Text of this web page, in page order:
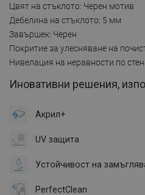
Цвят на стъклото: Черен мотив
Дебелина на стъклото: 5 мм
Завършек: Черен
Покритие за улесняване на
Нивелация на неравности по
Иновативни решения,
Акрил+
UV защита
Устойчивост на
PerfectClean